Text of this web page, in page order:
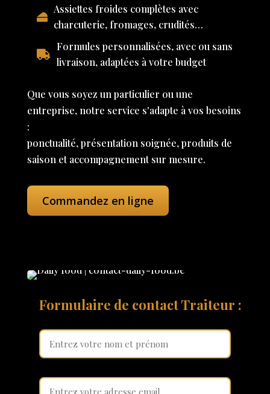
Assiettes froides complètes avec
charcuterie, fromages, crudités…
Formules personnalisées, avec ou sans
livraison, adaptées à votre budget
Que vous soyez un particulier ou une
entreprise, notre service s'adapte à vos besoins
:
ponctualité, présentation soignée, produits de
saison et accompagnement sur mesure.
Commandez en ligne
Formulaire de contact Traiteur :